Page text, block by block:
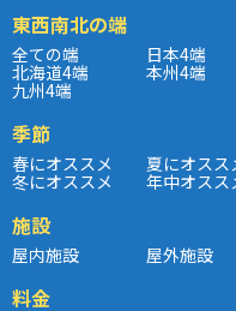
東西南北の端
全ての端 日本4端
北海道4端 本州4端
九州4端
季節
春にオススメ 夏にオスス
冬にオススメ 年中オスス
施設
屋内施設 屋外施設
料金